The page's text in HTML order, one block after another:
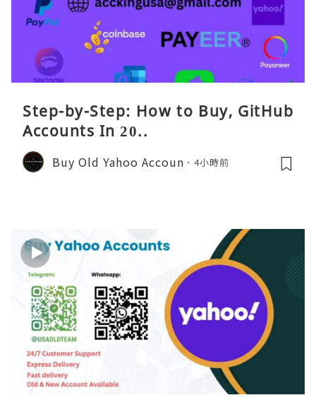
Step-by-Step: How to Buy, GitHub
Accounts In 20..
Buy Old Yahoo Accoun 4小時前